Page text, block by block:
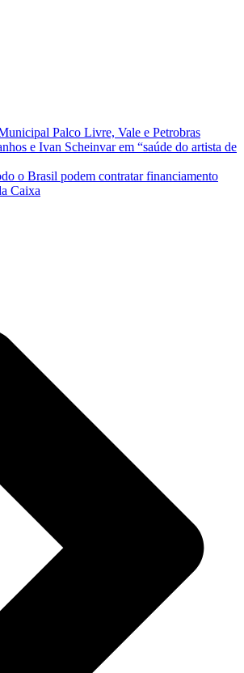
Palco Livre, Vale e Petrobras
e Ivan Scheinvar em “saúde do artista de
o Brasil podem contratar financiamento
Caixa